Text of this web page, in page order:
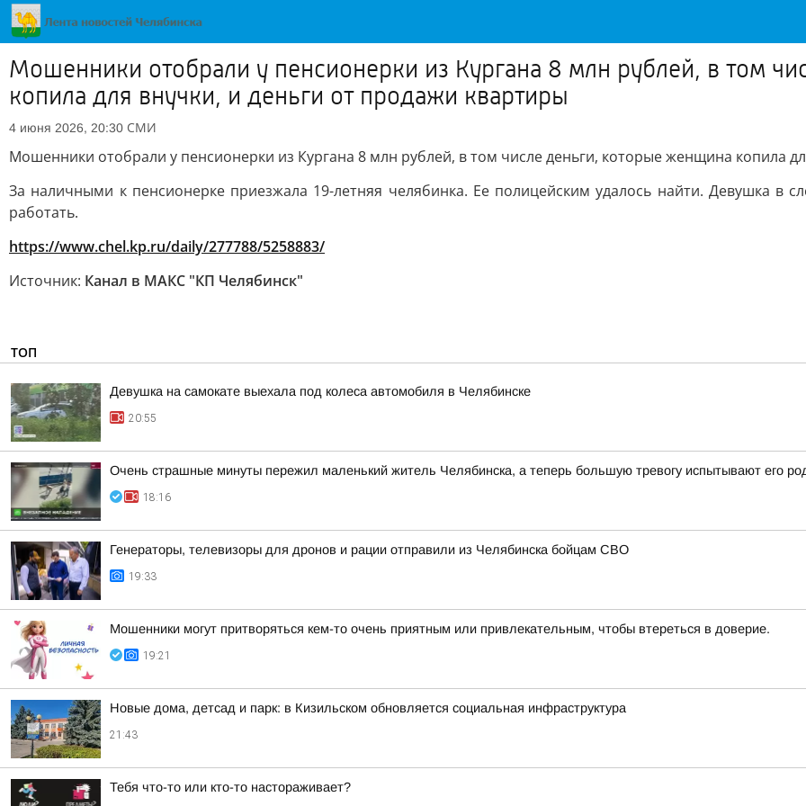
Мошенники отобрали у пенсионерки из Кургана 8 млн рублей, в том
копила для внучки, и деньги от продажи квартиры
4 июня 2026, 20:30 СМИ
Мошенники отобрали у пенсионерки из Кургана 8 млн рублей, в том числе деньги, которые женщина копила
За наличными к пенсионерке приезжала 19-летняя челябинка. Ее полицейским удалось найти. Девушка в
работать.
https://www.chel.kp.ru/daily/277788/5258883/
Источник: Канал в МАКС "КП Челябинск"
ТОП
Девушка на самокате выехала под колеса автомобиля в Челябинске
20:55
Очень страшные минуты пережил маленький житель Челябинска, а теперь большую тревогу испытывают его
18:16
Генераторы, телевизоры для дронов и рации отправили из Челябинска бойцам СВО
19:33
Мошенники могут притворяться кем-то очень приятным или привлекательным, чтобы втереться в доверие.
19:21
Новые дома, детсад и парк: в Кизильском обновляется социальная инфраструктура
21:43
Тебя что-то или кто-то настораживает?